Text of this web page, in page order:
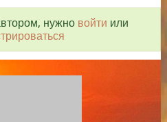
нужно войти или